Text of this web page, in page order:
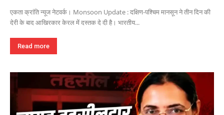
एकता क्रांति न्यूज नेटवर्क। Monsoon Update : दक्षिण-पश्चिम मानसून ने तीन दिन की
देरी के बाद आखिरकार केरल में दस्तक दे दी है। भारतीय...
Read more